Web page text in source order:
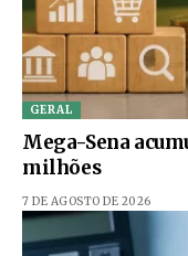
GERAL
Mega-Sena
milhões
7 DE AGOSTO DE 2026